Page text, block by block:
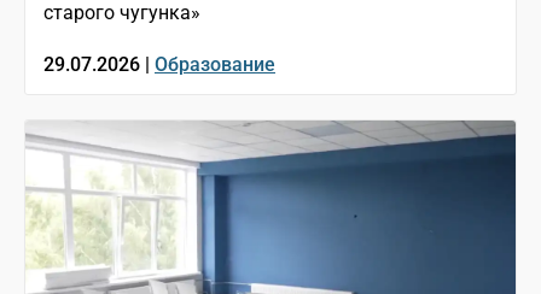
старого чугунка»
29.07.2026 | Образование